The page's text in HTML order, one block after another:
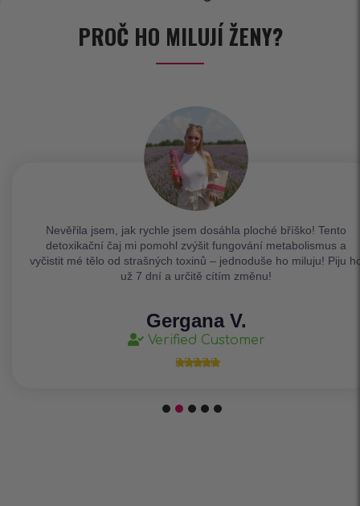
PROČ HO MILUJÍ ŽENY?
Nevěřila jsem, jak rychle jsem dosáhla ploché bříško! Tento
detoxikační čaj mi pomohl zvýšit fungování metabolismus a
vyčistit mé tělo od strašných toxinů – jednoduše ho miluju! Piju
už 7 dní a určitě cítím změnu!
Gergana V.
Verified Customer
    